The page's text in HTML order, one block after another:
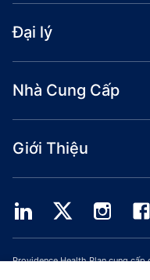
Đại lý
Nhà Cung Cấp
Giới Thiệu
Providence Health Plan cung